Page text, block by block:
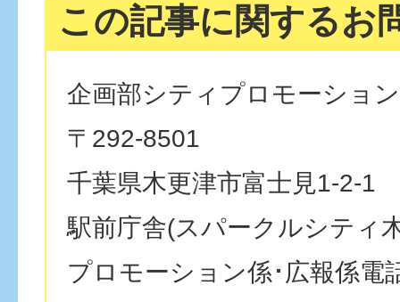
この記事に関するお
企画部シティプロモーショ
〒292-8501
千葉県木更津市富士見1-2-1
駅前庁舎(スパークルシティ
プロモーション係･広報係電